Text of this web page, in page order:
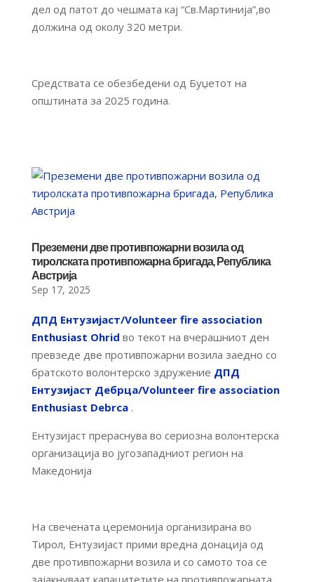
дел од патот до чешмата кај “Св.Мартинија”,во
должина од околу 320 метри.
Средствата се обезбедени од Буџетот на
општината за 2025 година.
Преземени две противпожарни возила од
тиролската противпожарна бригада, Република
Австрија
Sep 17, 2025
ДПД Ентузијаст/Volunteer fire association
Enthusiast Ohrid во текот на вчерашниот ден
превзеде две противпожарни возила заедно со
братското волонтерско здружение ДПД
Ентузијаст Дебрца/Volunteer fire association
Enthusiast Debrca.
Ентузијаст прераснува во сериозна волонтерска
организација во југозападниот регион на
Македонија
На свечената церемонија организирана во
Тирол, Ентузијаст прими вредна донација од
две противпожарни возила и со самото тоа се
зајакнуваат капацитетите на противпожарната